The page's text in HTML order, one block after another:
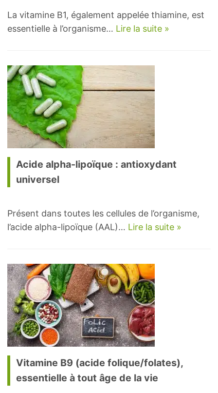
La vitamine B1, également appelée thiamine, est
essentielle à l’organisme… Lire la suite »
Acide alpha-lipoïque : antioxydant
universel
Présent dans toutes les cellules de l’organisme,
l’acide alpha-lipoïque (AAL)… Lire la suite »
Vitamine B9 (acide folique/folates),
essentielle à tout âge de la vie